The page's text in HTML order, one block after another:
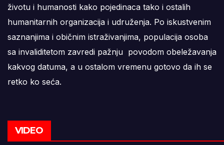
životu i humanosti kako pojedinaca tako i ostalih
humanitarnih organizacija i udruženja. Po iskustvenim
saznanjima i običnim istraživanjima, populacija osoba
sa invaliditetom zavredi pažnju povodom obeležavanja
kakvog datuma, a u ostalom vremenu gotovo da ih se
retko ko seća.
VIDEO